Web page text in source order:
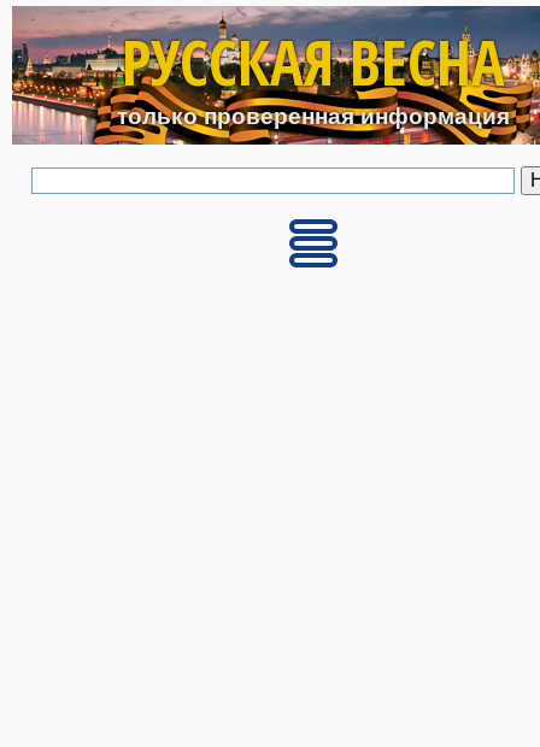
Перейти к основному
РУССКАЯ ВЕСНА
только проверенная информация